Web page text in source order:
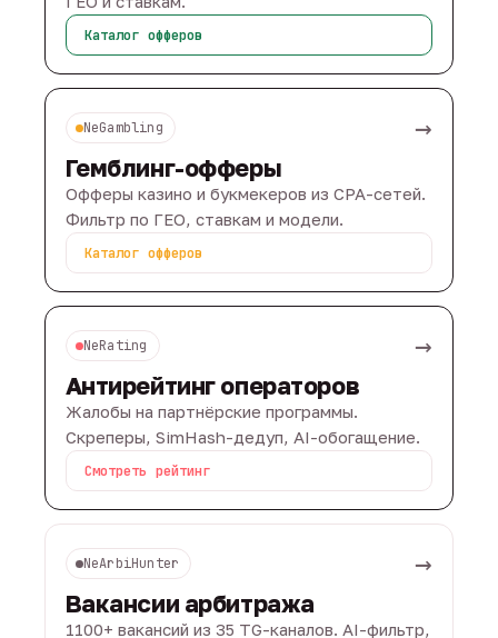
Каталог офферов
NeGambling →
Гемблинг-офферы
Офферы казино и букмекеров из CPA-сетей.
Фильтр по ГЕО, ставкам и модели.
Каталог офферов
NeRating →
Антирейтинг операторов
Жалобы на партнёрские программы.
Скреперы, SimHash-дедуп, AI-обогащение.
Смотреть рейтинг
NeArbiHunter →
Вакансии арбитража
1100+ вакансий из 35 TG-каналов. AI-фильтр,